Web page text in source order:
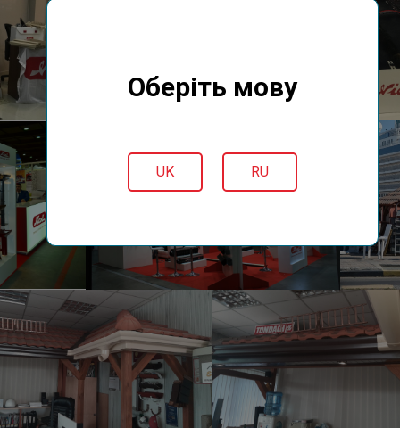
Оберіть мову
UK RU